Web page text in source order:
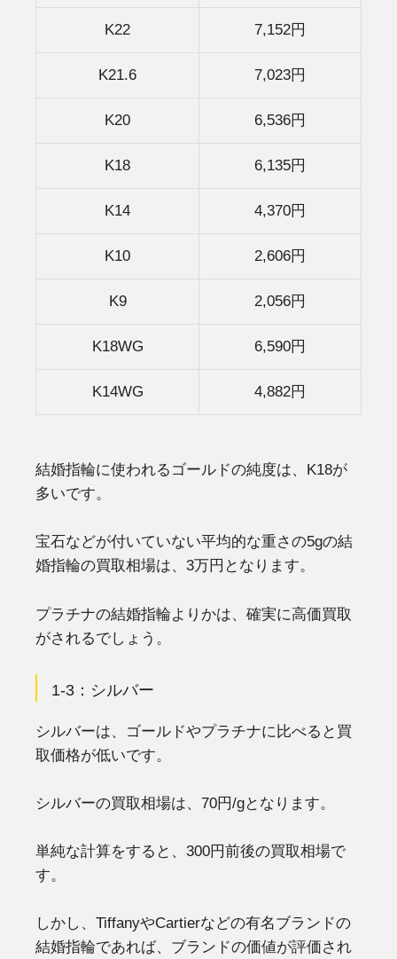
K22 7,152円
K21.6 7,023円
K20 6,536円
K18 6,135円
K14 4,370円
K10 2,606円
K9 2,056円
K18WG 6,590円
K14WG 4,882円
結婚指輪に使われるゴールドの純度は、K18が
多いです。
宝石などが付いていない平均的な重さの5gの結
婚指輪の買取相場は、3万円となります。
プラチナの結婚指輪よりかは、確実に高価買取
がされるでしょう。
1-3：シルバー
シルバーは、ゴールドやプラチナに比べると買
取価格が低いです。
シルバーの買取相場は、70円/gとなります。
単純な計算をすると、300円前後の買取相場で
す。
しかし、TiffanyやCartierなどの有名ブランドの
結婚指輪であれば、ブランドの価値が評価され